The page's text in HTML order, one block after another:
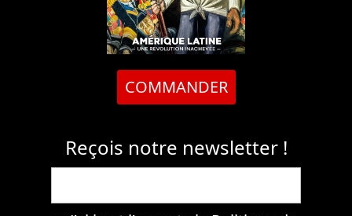
COMMANDER
Reçois notre newsletter !